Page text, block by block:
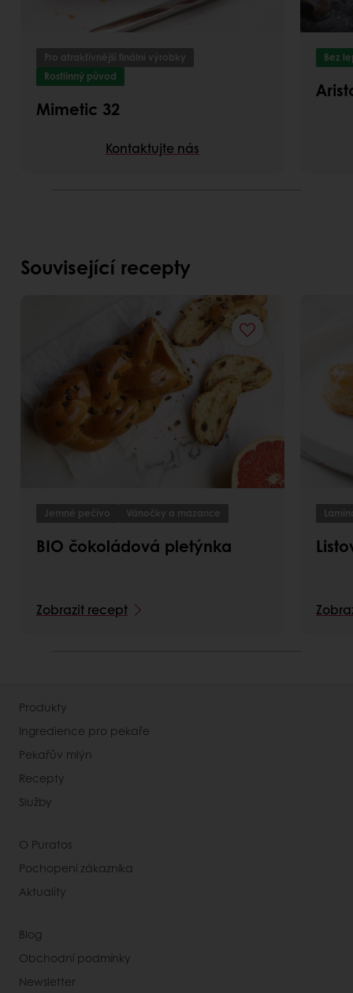
Pro atraktivnější finální výrobky
Rostlinný původ
Mimetic 32
Kontaktujte nás
Bez
Související recepty
Jemné pečivo Vánočky a mazance
BIO čokoládová pletýnka
Zobrazit recept
Produkty
Ingredience pro pekaře
Pekařův mlýn
Recepty
Služby
O Puratos
Pochopení zákazníka
Aktuality
Blog
Obchodní podmínky
Newsletter